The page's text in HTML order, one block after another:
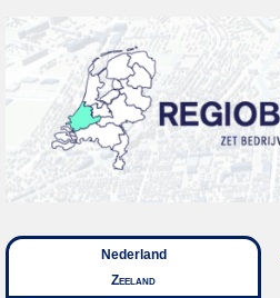
Nederland
Zeeland